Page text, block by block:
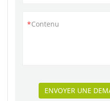
Contenu
ENVOYER UNE